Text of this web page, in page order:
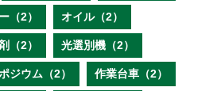
（2） オイル（2）
（2） 光選別機（2）
ジウム（2） 作業台車（2）